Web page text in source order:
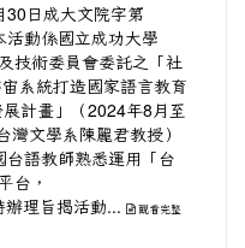
日成大文院字第
動係國立成功大學
技術委員會委託之「社
系統打造國家語言教育
計畫」（2024年8月至
文學系陳麗君教授）
語教師熟悉運用「台
台，
辦理旨揭活動... 觀看完整